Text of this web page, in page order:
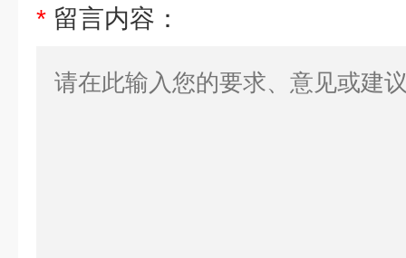
* 留言内容：